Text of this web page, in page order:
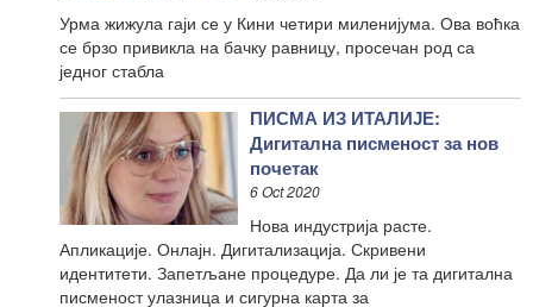
Урма жижула гаји се у Кини четири миленијума. Ова воћка
се брзо привикла на бачку равницу, просечан род са
једног стабла
ПИСМА ИЗ ИТАЛИЈЕ:
Дигитална писменост за нов
почетак
6 Oct 2020
Нова индустрија расте.
Апликације. Онлајн. Дигитализација. Скривени
идентитети. Запетљане процедуре. Да ли је та дигитална
писменост улазница и сигурна карта за